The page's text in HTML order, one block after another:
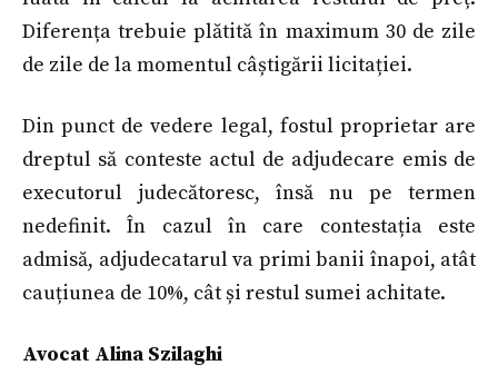
Diferența trebuie plătită în maximum 30 de zile
de zile de la momentul câștigării licitației.
Din punct de vedere legal, fostul proprietar are
dreptul să conteste actul de adjudecare emis de
executorul judecătoresc, însă nu pe termen
nedefinit. În cazul în care contestația este
admisă, adjudecatarul va primi banii înapoi, atât
cauțiunea de 10%, cât și restul sumei achitate.
Avocat Alina Szilaghi